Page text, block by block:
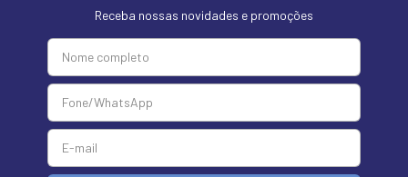
Receba nossas novidades e promoções